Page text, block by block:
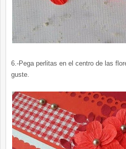
6.-Pega perlitas en el centro de las
guste.